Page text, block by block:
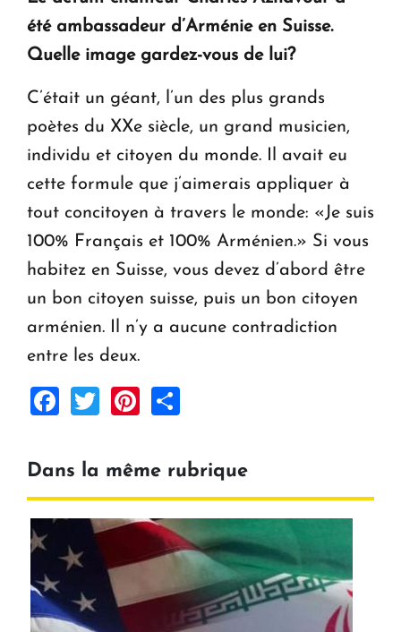
été ambassadeur d’Arménie en Suisse.
Quelle image gardez-vous de lui?
C’était un géant, l’un des plus grands
poètes du XXe siècle, un grand musicien,
individu et citoyen du monde. Il avait eu
cette formule que j’aimerais appliquer à
tout concitoyen à travers le monde: «Je suis
100% Français et 100% Arménien.» Si vous
habitez en Suisse, vous devez d’abord être
un bon citoyen suisse, puis un bon citoyen
arménien. Il n’y a aucune contradiction
entre les deux.
Facebook
TwitterPinterest
Dans la même rubrique